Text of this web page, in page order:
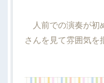
人前での演奏が初
さんを見て雰囲気を